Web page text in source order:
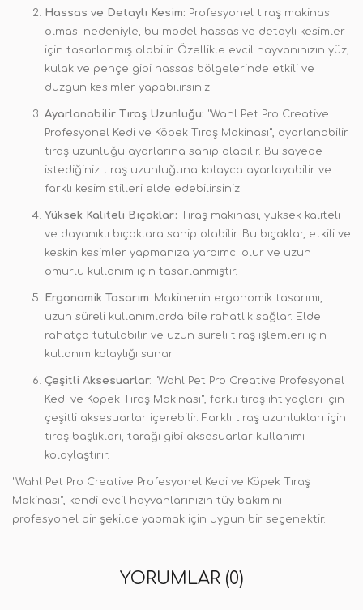
Hassas ve Detaylı Kesim: Profesyonel tıraş makinası
olması nedeniyle, bu model hassas ve detaylı kesimler
için tasarlanmış olabilir. Özellikle evcil hayvanınızın yüz,
kulak ve pençe gibi hassas bölgelerinde etkili ve
düzgün kesimler yapabilirsiniz.
Ayarlanabilir Tıraş Uzunluğu: "Wahl Pet Pro Creative
Profesyonel Kedi ve Köpek Tıraş Makinası", ayarlanabilir
tıraş uzunluğu ayarlarına sahip olabilir. Bu sayede
istediğiniz tıraş uzunluğuna kolayca ayarlayabilir ve
farklı kesim stilleri elde edebilirsiniz.
Yüksek Kaliteli Bıçaklar:
Tıraş makinası, yüksek kaliteli
ve dayanıklı bıçaklara sahip olabilir. Bu bıçaklar, etkili ve
keskin kesimler yapmanıza yardımcı olur ve uzun
ömürlü kullanım için tasarlanmıştır.
Ergonomik Tasarım: Makinenin ergonomik tasarımı,
uzun süreli kullanımlarda bile rahatlık sağlar. Elde
rahatça tutulabilir ve uzun süreli tıraş işlemleri için
kullanım kolaylığı sunar.
Çeşitli Aksesuarlar: "Wahl Pet Pro Creative Profesyonel
Kedi ve Köpek Tıraş Makinası", farklı tıraş ihtiyaçları için
çeşitli aksesuarlar içerebilir. Farklı tıraş uzunlukları için
tıraş başlıkları, tarağı gibi aksesuarlar kullanımı
kolaylaştırır.
"Wahl Pet Pro Creative Profesyonel Kedi ve Köpek Tıraş
Makinası", kendi evcil hayvanlarınızın tüy bakımını
profesyonel bir şekilde yapmak için uygun bir seçenektir.
YORUMLAR (0)